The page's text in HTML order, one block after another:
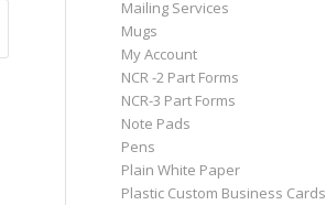
Mailing Services
Mugs
My Account
NCR -2 Part Forms
NCR-3 Part Forms
Note Pads
Pens
Plain White Paper
Plastic Custom Business Cards